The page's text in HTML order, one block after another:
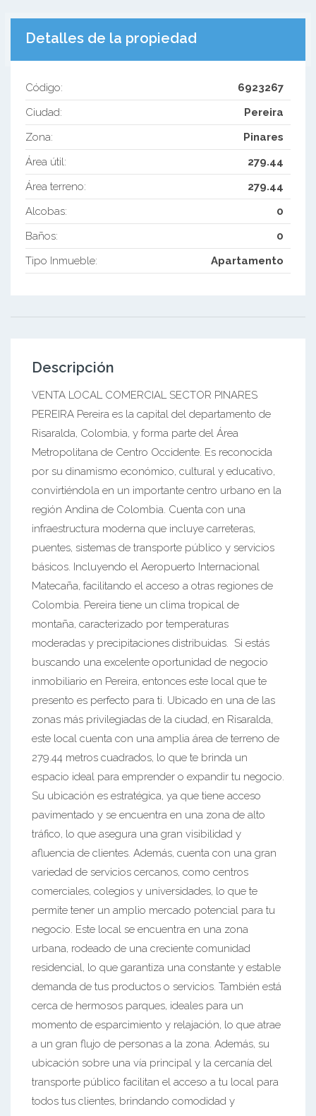
Detalles de la propiedad
Código:
6923267
Ciudad:
Pereira
Zona:
Pinares
Área útil:
279.44
Área terreno:
279.44
Alcobas:
0
Baños:
0
Tipo Inmueble:
Apartamento
Descripción
VENTA LOCAL COMERCIAL SECTOR PINARES
PEREIRA Pereira es la capital del departamento de
Risaralda, Colombia, y forma parte del Área
Metropolitana de Centro Occidente. Es reconocida
por su dinamismo económico, cultural y educativo,
convirtiéndola en un importante centro urbano en la
región Andina de Colombia. Cuenta con una
infraestructura moderna que incluye carreteras,
puentes, sistemas de transporte público y servicios
básicos. Incluyendo el Aeropuerto Internacional
Matecaña, facilitando el acceso a otras regiones de
Colombia. Pereira tiene un clima tropical de
montaña, caracterizado por temperaturas
moderadas y precipitaciones distribuidas. Si estás
buscando una excelente oportunidad de negocio
inmobiliario en Pereira, entonces este local que te
presento es perfecto para ti. Ubicado en una de las
zonas más privilegiadas de la ciudad, en Risaralda,
este local cuenta con una amplia área de terreno de
279.44 metros cuadrados, lo que te brinda un
espacio ideal para emprender o expandir tu negocio.
Su ubicación es estratégica, ya que tiene acceso
pavimentado y se encuentra en una zona de alto
tráfico, lo que asegura una gran visibilidad y
afluencia de clientes. Además, cuenta con una gran
variedad de servicios cercanos, como centros
comerciales, colegios y universidades, lo que te
permite tener un amplio mercado potencial para tu
negocio. Este local se encuentra en una zona
urbana, rodeado de una creciente comunidad
residencial, lo que garantiza una constante y estable
demanda de tus productos o servicios. También está
cerca de hermosos parques, ideales para un
momento de esparcimiento y relajación, lo que atrae
a un gran flujo de personas a la zona. Además, su
ubicación sobre una vía principal y la cercanía del
transporte público facilitan el acceso a tu local para
todos tus clientes, brindando comodidad y